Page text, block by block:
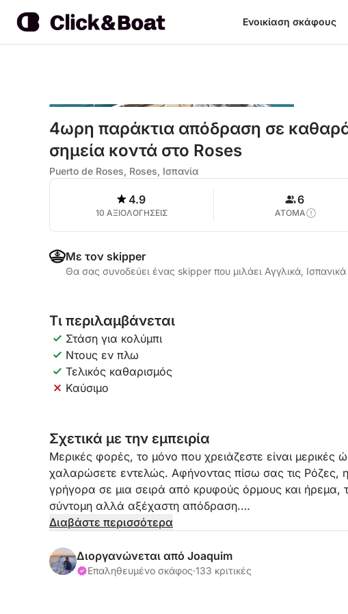
Ενοικίαση σκάφους
4ωρη παράκτια απόδραση σε
σημεία κοντά στο Roses
Puerto de Roses, Roses, Ισπανία
4.9
10 ΑΞΙΟΛΟΓΗΣΕΙΣ
6
ΑΤΟΜΑ
Με τον skipper
Θα σας συνοδεύει ένας skipper που μιλάει Αγγλικά, Ισπανικά
Τι περιλαμβάνεται
Στάση για κολύμπι
Ντους εν πλω
Τελικός καθαρισμός
Καύσιμο
Σχετικά με την εμπειρία
Μερικές φορές, το μόνο που χρειάζεστε είναι
χαλαρώσετε εντελώς. Αφήνοντας πίσω σας τις Ρόζες,
γρήγορα σε μια σειρά από κρυφούς όρμους και ήρεμα,
σύντομη αλλά αξέχαστη απόδραση.
Μπράβα σε περιορισμένο χρονικό διάστημα. Δεν
δρομολόγιό σας είναι πλήρως εξατομικευμένο και
Διαβάστε περισσότερα
Διοργανώνεται από Joaquim
Επαληθευμένο σκάφος·133 κριτικές